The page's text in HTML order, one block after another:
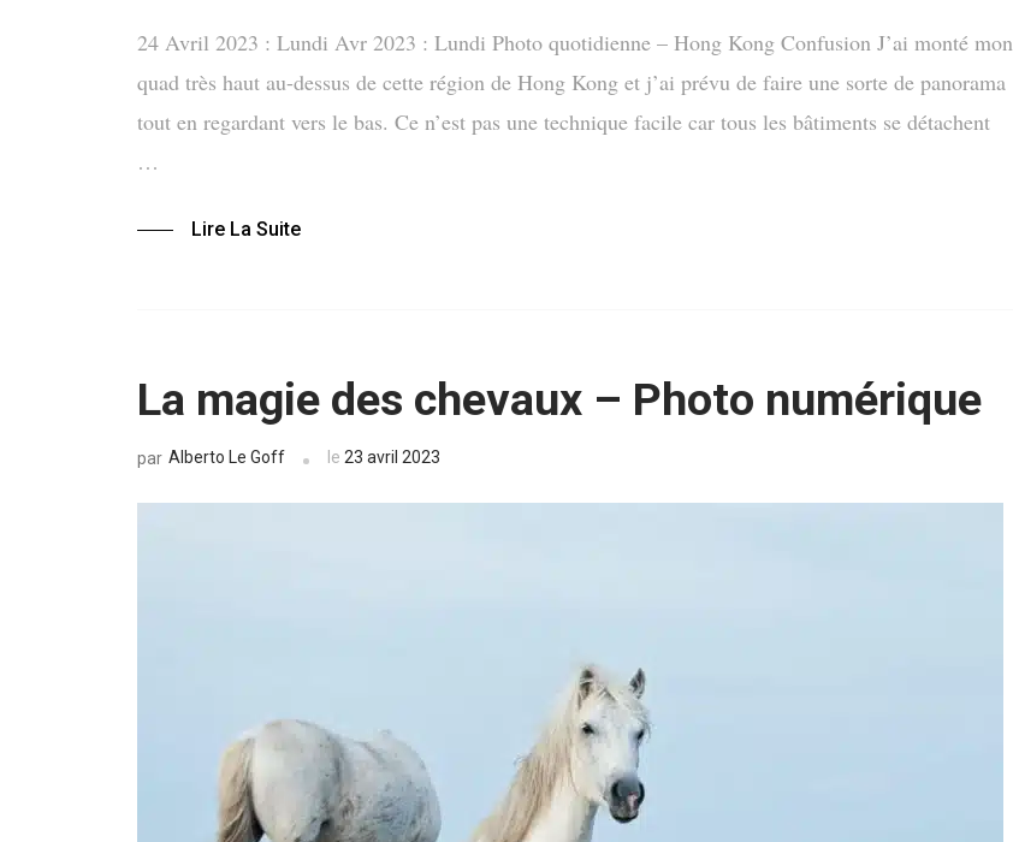
24 Avril 2023 : Lundi Avr 2023 : Lundi Photo quotidienne – Hong Kong Confusion J’ai monté mon
quad très haut au-dessus de cette région de Hong Kong et j’ai prévu de faire une sorte de panorama
tout en regardant vers le bas. Ce n’est pas une technique facile car tous les bâtiments se détachent
…
Lire La Suite
La magie des chevaux – Photo numérique
par Alberto Le Goff le 23 avril 2023